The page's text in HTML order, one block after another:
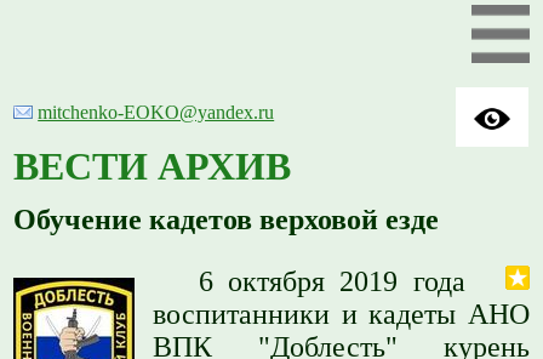
mitchenko-EOKO@yandex.ru
ВЕСТИ АРХИВ
Обучение кадетов верховой езде
6 октября 2019 года
воспитанники и кадеты АНО
ВПК "Доблесть" курень